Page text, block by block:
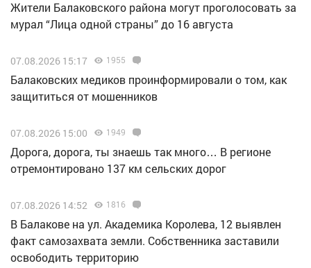
Жители Балаковского района могут проголосовать за
мурал “Лица одной страны” до 16 августа
07.08.2026 15:17 1955
Балаковских медиков проинформировали о том, как
защититься от мошенников
07.08.2026 15:00 1949
Дорога, дорога, ты знаешь так много… В регионе
отремонтировано 137 км сельских дорог
07.08.2026 14:52 1816
В Балакове на ул. Академика Королева, 12 выявлен
факт самозахвата земли. Собственника заставили
освободить территорию